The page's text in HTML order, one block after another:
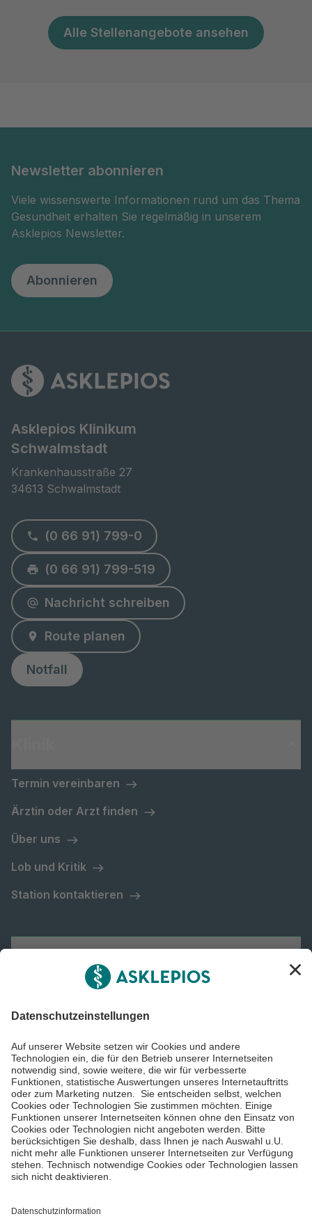
Alle Stellenangebote ansehen
Newsletter abonnieren
Viele wissenswerte Informationen rund um das Thema
Gesundheit erhalten Sie regelmäßig in unserem
Asklepios Newsletter.
Abonnieren
Asklepios Klinikum
Schwalmstadt
Krankenhausstraße 27
34613 Schwalmstadt
(0 66 91) 799-0
(0 66 91) 799-519
Nachricht schreiben
Route planen
Notfall
Termin vereinbaren
Ärztin oder Arzt finden
Über uns
Lob und Kritik
Station kontaktieren
Asklepios Gruppe
Impressum